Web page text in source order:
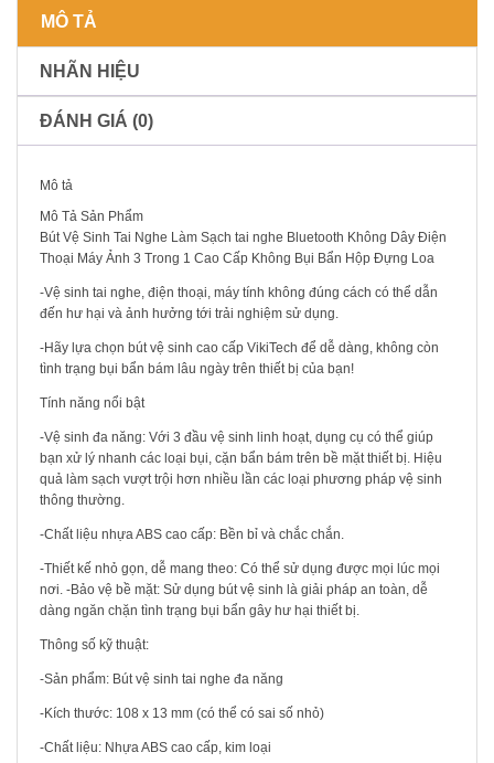
MÔ TẢ
NHÃN HIỆU
ĐÁNH GIÁ (0)
Mô tả
Mô Tả Sản Phẩm
Bút Vệ Sinh Tai Nghe Làm Sạch tai nghe Bluetooth Không Dây Điện
Thoại Máy Ảnh 3 Trong 1 Cao Cấp Không Bụi Bẩn Hộp Đựng Loa
-Vệ sinh tai nghe, điện thoại, máy tính không đúng cách có thể dẫn
đến hư hại và ảnh hưởng tới trải nghiệm sử dụng.
-Hãy lựa chọn bút vệ sinh cao cấp VikiTech để dễ dàng, không còn
tình trạng bụi bẩn bám lâu ngày trên thiết bị của bạn!
Tính năng nổi bật
-Vệ sinh đa năng: Với 3 đầu vệ sinh linh hoạt, dụng cụ có thể giúp
bạn xử lý nhanh các loại bụi, cặn bẩn bám trên bề mặt thiết bị. Hiệu
quả làm sạch vượt trội hơn nhiều lần các loại phương pháp vệ sinh
thông thường.
-Chất liệu nhựa ABS cao cấp: Bền bỉ và chắc chắn.
-Thiết kế nhỏ gọn, dễ mang theo: Có thể sử dụng được mọi lúc mọi
nơi. -Bảo vệ bề mặt: Sử dụng bút vệ sinh là giải pháp an toàn, dễ
dàng ngăn chặn tình trạng bụi bẩn gây hư hại thiết bị.
Thông số kỹ thuật:
-Sản phẩm: Bút vệ sinh tai nghe đa năng
-Kích thước: 108 x 13 mm (có thể có sai số nhỏ)
-Chất liệu: Nhựa ABS cao cấp, kim loại